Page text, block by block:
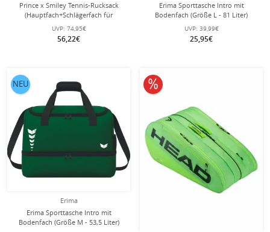
Prince x Smiley Tennis-Rucksack
(Hauptfach+Schlägerfach für
Schläger) 2025 grün
UVP: 74,95€
56,22€
Erima Sporttasche Intro mit
Bodenfach (Größe L - 81 Liter)
smaragdgrün 60x33x41cm
UVP: 39,99€
25,95€
Erima
Erima Sporttasche Intro mit
Bodenfach (Größe M - 53,5 Liter)
NEU 10% reduziert